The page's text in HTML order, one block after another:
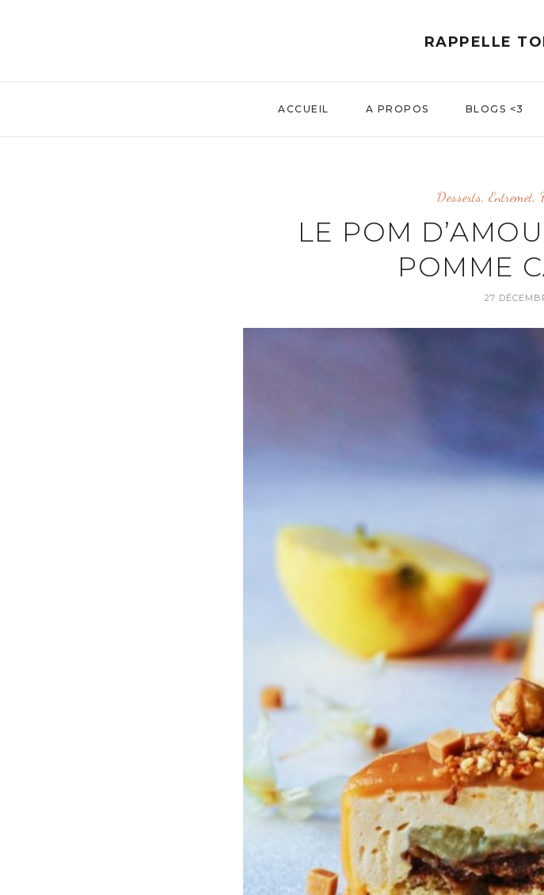
RAPPELLE
ACCUEIL A PROPOS BLOGS <3
Desserts, Entremet,
LE POM
POMME
27